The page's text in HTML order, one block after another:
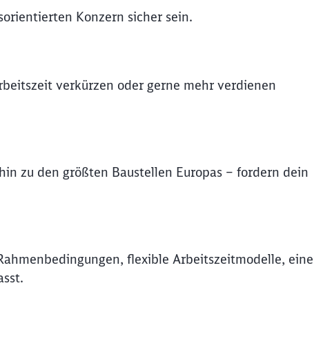
Konzern sicher sein.
verkürzen oder gerne mehr verdienen
zu den größten Baustellen Europas – fordern dein
flexible Arbeitszeitmodelle, eine